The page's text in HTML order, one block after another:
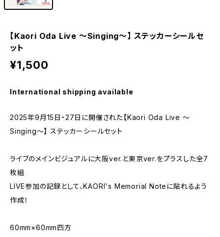
【Kaori Oda Live 〜Singing〜】 ステッカーシールセ
ット
¥1,500
International shipping available
2025年9月15日・27日に開催された【Kaori Oda Live 〜
Singing〜】 ステッカーシールセット
ライブのメインビジュアルに大阪ver.と東京ver.をプラスした全7
枚組
LIVE参加の記録として、KAORI's Memorial Noteに貼れるよう
作成！
60mm×60mm四方